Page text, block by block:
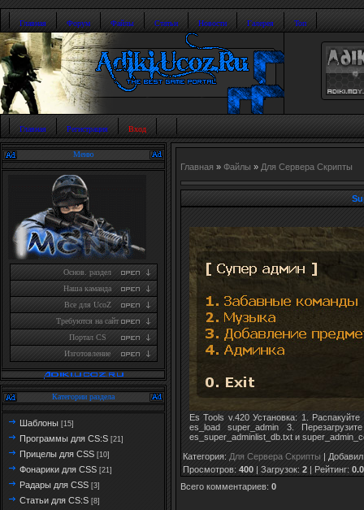
Главная Форум Файлы Статьи Новости Галерея Топ
Главная Регистрация Вход
Меню
Основ. раздел
Наша каманда
Все для UcoZ
Требуются на сайт
Портал CS
Изготовление
Категории раздела
Шаблоны [15]
Программы для CS:S [21]
Прицелы для CSS [10]
Фонарики для CSS [21]
Радары для CSS [3]
Статьи для CS:S [8]
Главная » Файлы » Для Сервера Скрипты
Es Tools v.420 Установка: 1.
es_load super_admin 3.
es_super_adminlist_db.txt и
Категория: Для Сервера Скрипты | Добавил
Просмотров: 400 | Загрузок: 2 | Рейтинг: 0.0
Всего комментариев: 0